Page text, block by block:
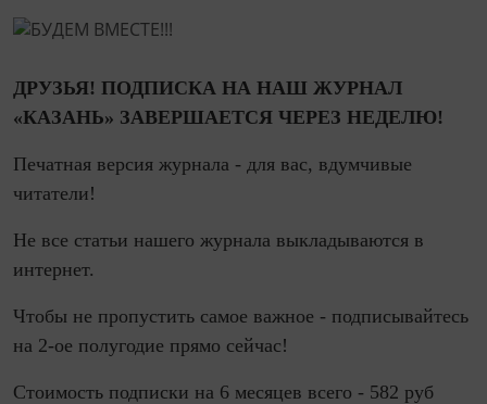
ДРУЗЬЯ! ПОДПИСКА НА НАШ ЖУРНАЛ
«КАЗАНЬ» ЗАВЕРШАЕТСЯ ЧЕРЕЗ НЕДЕЛЮ!
Печатная версия журнала - для вас, вдумчивые
читатели!
Не все статьи нашего журнала выкладываются в
интернет.
Чтобы не пропустить самое важное - подписывайтесь
на 2-ое полугодие прямо сейчас!
Стоимость подписки на 6 месяцев всего - 582 руб